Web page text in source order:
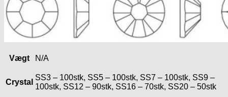
Vægt N/A
Crystal
SS3 – 100stk, SS5 – 100stk, SS7 – 100stk, SS9 –
100stk, SS12 – 90stk, SS16 – 70stk, SS20 – 50stk